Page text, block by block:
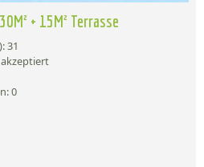
+ 15M² Terrasse
31
0